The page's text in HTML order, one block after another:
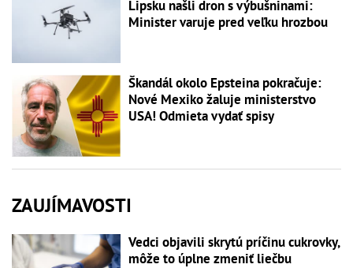
Lipsku našli dron s výbušninami:
Minister varuje pred veľku hrozbou
Škandál okolo Epsteina pokračuje:
Nové Mexiko žaluje ministerstvo
USA! Odmieta vydať spisy
ZAUJÍMAVOSTI
Vedci objavili skrytú príčinu cukrovky,
môže to úplne zmeniť liečbu